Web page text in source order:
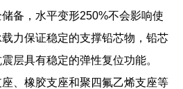
备，水平变形250%不会影响使
力保证稳定的支撑铅芯物，铅芯
层具有稳定的弹性复位功能。
、橡胶支座和聚四氟乙烯支座等